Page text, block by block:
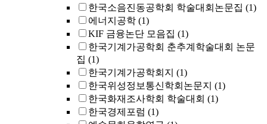
한국소음진동공학회 학술대회논문집 (1)
에너지공학 (1)
KIF 금융논단 모음집 (1)
한국기계가공학회 춘추계학술대회 논문
집 (1)
한국기계가공학회지 (1)
한국위성정보통신학회논문지 (1)
한국화재조사학회 학술대회 (1)
한국경제포럼 (1)